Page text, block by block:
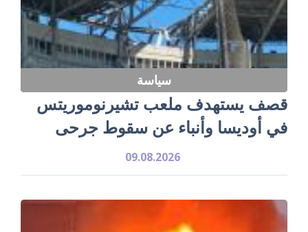
سياسة
قصف يستهدف ملعب تشيرنوموريتس
في أوديسا وأنباء عن سقوط جرحى
09.08.2026